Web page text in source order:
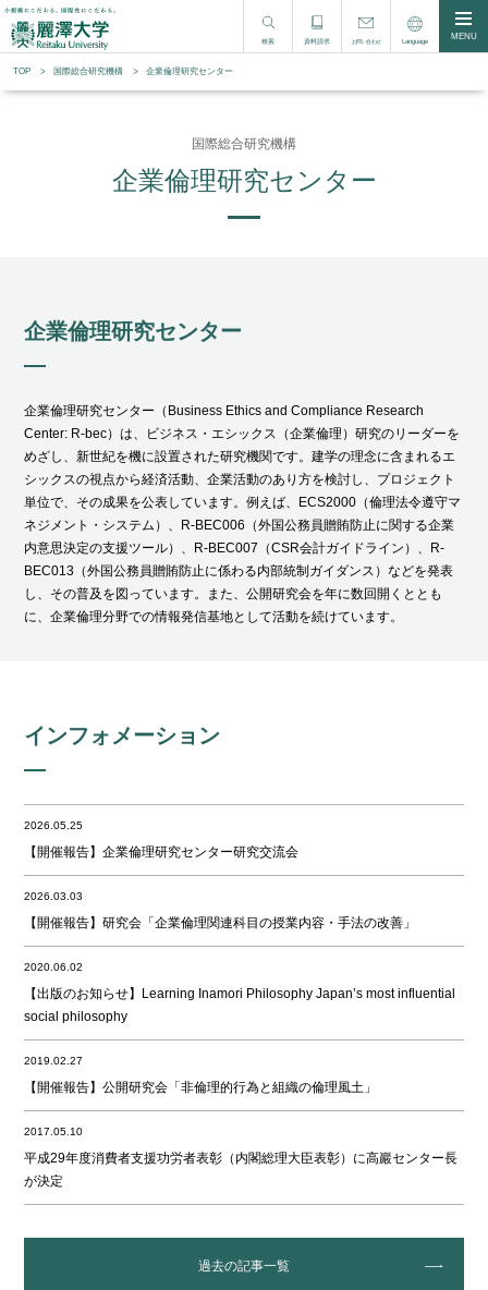
検索 資料請求 お問い合わせ Language MENU
TOP 国際総合研究機構 企業倫理研究センター
国際総合研究機構
企業倫理研究センター
企業倫理研究センター
企業倫理研究センター（Business Ethics and Compliance Research
Center: R-bec）は、ビジネス・エシックス（企業倫理）研究のリーダーを
めざし、新世紀を機に設置された研究機関です。建学の理念に含まれるエ
シックスの視点から経済活動、企業活動のあり方を検討し、プロジェクト
単位で、その成果を公表しています。例えば、ECS2000（倫理法令遵守マ
ネジメント・システム）、R-BEC006（外国公務員贈賄防止に関する企業
内意思決定の支援ツール）、R-BEC007（CSR会計ガイドライン）、R-
BEC013（外国公務員贈賄防止に係わる内部統制ガイダンス）などを発表
し、その普及を図っています。また、公開研究会を年に数回開くととも
に、企業倫理分野での情報発信基地として活動を続けています。
インフォメーション
2026.05.25
【開催報告】企業倫理研究センター研究交流会
2026.03.03
【開催報告】研究会「企業倫理関連科目の授業内容・手法の改善」
2020.06.02
【出版のお知らせ】Learning Inamori Philosophy Japan’s most influential
social philosophy
2019.02.27
【開催報告】公開研究会「非倫理的行為と組織の倫理風土」
2017.05.10
平成29年度消費者支援功労者表彰（内閣総理大臣表彰）に高巖センター長
が決定
過去の記事一覧